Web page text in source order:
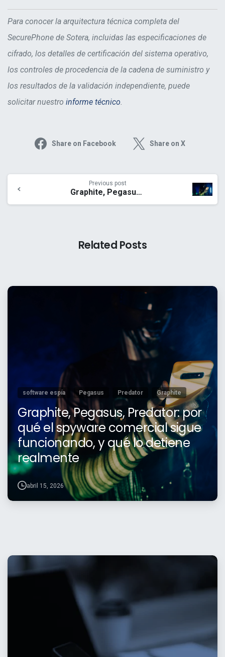
Para conocer la arquitectura técnica completa del
SecurePhone de Sotera, incluidas las especificaciones de
cifrado, los detalles de certificación del sistema operativo,
los controles de procedencia de la cadena de suministro y
los resultados de la validación independiente, puede
solicitar nuestro informe técnico.
Share on Facebook Share on X
Previous post
Graphite, Pegasus, Predator: por qué el spyware comercial sigue funcionando, y qué lo detiene realmente
Related Posts
software espía Pegasus Predator Graphite
Graphite, Pegasus, Predator: por
qué el spyware comercial sigue
funcionando, y qué lo detiene
realmente
abril 15, 2026